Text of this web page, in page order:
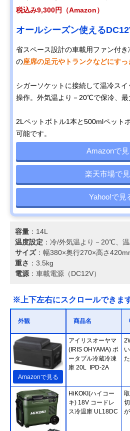
税込み9,300円（Amazon）
オールシーズン使える
省スペース設計の車載用ファン付
の座席の足元やトランクなどにす
シガーソケットに接続して温冷ス
操作。外気温より－20℃で保冷、最
2Lペットボトル1本と500mlペット
可能です。
Amazonで見
楽天市場で
Yahoo!で見
容量 ：14L
温度設定 ：冷/外気温より－20℃、
サイズ：幅380×奥行270×高さ
重さ ：3.5kg
電源：車載電源（DC12V）
※上下左右にスクロールできま
外観 商品名
Amazonで見る
アイリスオーヤマ
(IRIS OHYAMA) ポ
ータブル冷蔵冷凍
庫 20L IPD-2A
HiKOKI(ハイコー
キ) 18V コードレ
ス冷温庫 UL18DC